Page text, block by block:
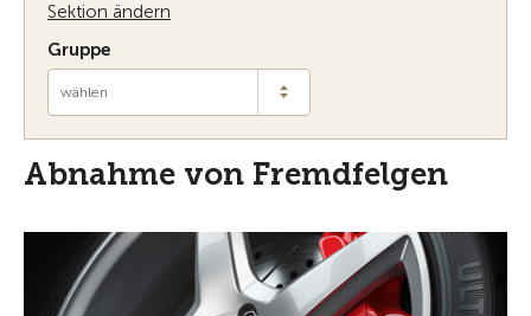
Sektion ändern
Gruppe
wählen
Abnahme von Fremdfelgen